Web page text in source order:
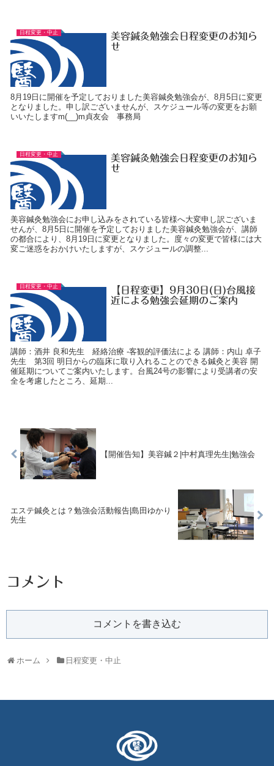
日程変更・中止
美容鍼灸勉強会日程変更のお知ら
せ
8月19日に開催を予定しておりました美容鍼灸勉強会が、8月5日に変更
となりました。申し訳ございませんが、スケジュール等の変更をお願
いいたしますm(__)m貞友会 事務局
日程変更・中止
美容鍼灸勉強会日程変更のお知ら
せ
美容鍼灸勉強会にお申し込みをされている皆様へ大変申し訳ございま
せんが、8月5日に開催を予定しておりました美容鍼灸勉強会が、講師
の都合により、8月19日に変更となりました。度々の変更で皆様には大
変ご迷惑をおかけいたしますが、スケジュールの調整...
日程変更・中止
【日程変更】9月30日(日)台風接
近による勉強会延期のご案内
講師：酒井 良和先生 経絡治療 -客観的評価法による 講師：内山 卓子
先生 第3回 明日からの臨床に取り入れることのできる鍼灸と美容 開
催延期についてご案内いたします。台風24号の影響により受講者の安
全を考慮したところ、延期...
【開催告知】美容鍼２|中村真理先生|勉強会
エステ鍼灸とは？勉強会活動報告|島田ゆかり
先生
コメント
コメントを書き込む
ホーム 日程変更・中止